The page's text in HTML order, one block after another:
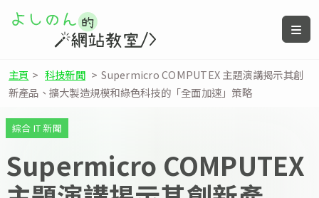
主頁 > 科技新聞 > Supermicro COMPUTEX 主題演講揭示其創
新產品、擴大製造規模和綠色科技的「全面加速」策略
綜合 IT 新聞
Supermicro COMPUTEX